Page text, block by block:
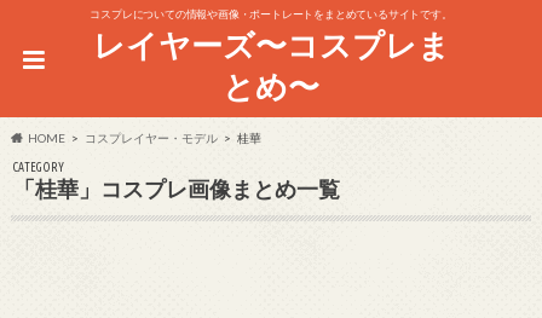
コスプレについての情報や画像・ポートレートをまとめているサイトです。
レイヤーズ〜コスプレま
とめ〜
HOME コスプレイヤー・モデル 桂華
CATEGORY
「桂華」コスプレ画像まとめ一覧